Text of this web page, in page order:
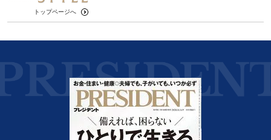
トップページへ